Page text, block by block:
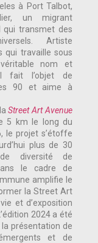
à Port Talbot,
un migrant
qui transmet des
Artiste
qui travaille sous
nom et
fait l’objet de
90 et aime à
laStreet Art Avenue
5 km le long du
le projet s’étoffe
plus de 30
diversité de
le cadre de
amplifie le
la Street Art
et d’exposition
2024 a été
présentation de
et de